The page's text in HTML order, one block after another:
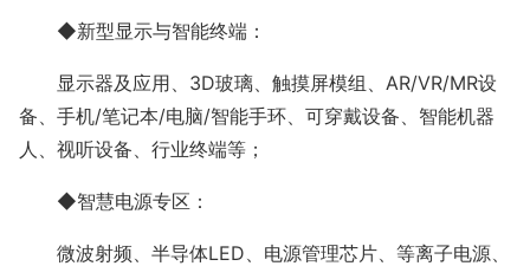
◆新型显示与智能终端：
显示器及应用、 3D玻璃、触摸屏模组、AR/VR/MR设
备、手机/笔记本/电脑/智能手环、可穿戴设备、智能机器
人、视听设备、行业终端等；
◆智慧电源专区：
微波射频、半导体LED、电源管理芯片、等离子电源、